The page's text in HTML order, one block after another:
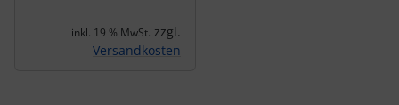
inkl. 19 % MwSt. zzgl.
Versandkosten